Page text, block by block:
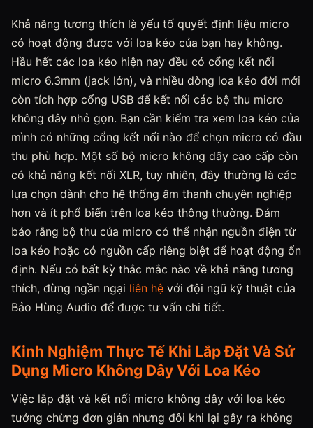
Khả năng tương thích là yếu tố quyết định liệu micro
có hoạt động được với loa kéo của bạn hay không.
Hầu hết các loa kéo hiện nay đều có cổng kết nối
micro 6.3mm (jack lớn), và nhiều dòng loa kéo đời mới
còn tích hợp cổng USB để kết nối các bộ thu micro
không dây nhỏ gọn. Bạn cần kiểm tra xem loa kéo của
mình có những cổng kết nối nào để chọn micro có đầu
thu phù hợp. Một số bộ micro không dây cao cấp còn
có khả năng kết nối XLR, tuy nhiên, đây thường là các
lựa chọn dành cho hệ thống âm thanh chuyên nghiệp
hơn và ít phổ biến trên loa kéo thông thường. Đảm
bảo rằng bộ thu của micro có thể nhận nguồn điện từ
loa kéo hoặc có nguồn cấp riêng biệt để hoạt động ổn
định. Nếu có bất kỳ thắc mắc nào về khả năng tương
thích, đừng ngần ngại liên hệ với đội ngũ kỹ thuật của
Bảo Hùng Audio để được tư vấn chi tiết.
Kinh Nghiệm Thực Tế Khi Lắp Đặt Và Sử
Dụng Micro Không Dây Với Loa Kéo
Việc lắp đặt và kết nối micro không dây với loa kéo
tưởng chừng đơn giản nhưng đôi khi lại gây ra không